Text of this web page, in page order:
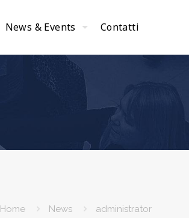
News & Events Contatti
Home News administrator